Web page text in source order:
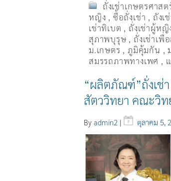
ถั่งเช่าเกษตรศาสต
หญิง , ซื้อถั่งเช่า , ถังเ
เช่าทิเบต , ถั่งเช่าผู้หญิ
สุภาพบุรุษ , ถั่งเช่าเพื่
ม.เกษตร ,ภูมิคุ้มกัน ,
สมรรถภาพทางเพศ ,
“ผลิตภัณฑ์”ถั่งเช่
สัตววิทยา คณะวิท
By admin2 | ตุลาคม 5,